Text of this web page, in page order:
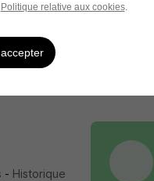
- Historique
Politique relative aux cookies.